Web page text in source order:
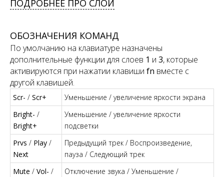
ПОДРОБНЕЕ ПРО СЛОИ
ОБОЗНАЧЕНИЯ КОМАНД
По умолчанию на клавиатуре назначены
дополнительные функции для слоев 1 и 3, которые
активируются при нажатии клавиши fn вместе с
другой клавишей.
Scr- / Scr+
Уменьшение / увеличение яркости экрана
Bright- /
Bright+
Уменьшение / увеличение яркости
подсветки
Prvs / Play /
Next
Предыдущий трек / Воспроизведение,
пауза / Следующий трек
Mute / Vol- /
Отключение звука / Уменьшение /